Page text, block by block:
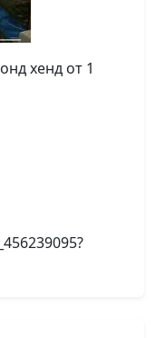
хенд от 1